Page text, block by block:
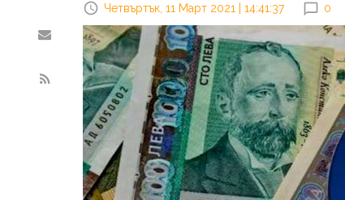
Четвъртък, 11 Март 2021 | 14:41:37 0